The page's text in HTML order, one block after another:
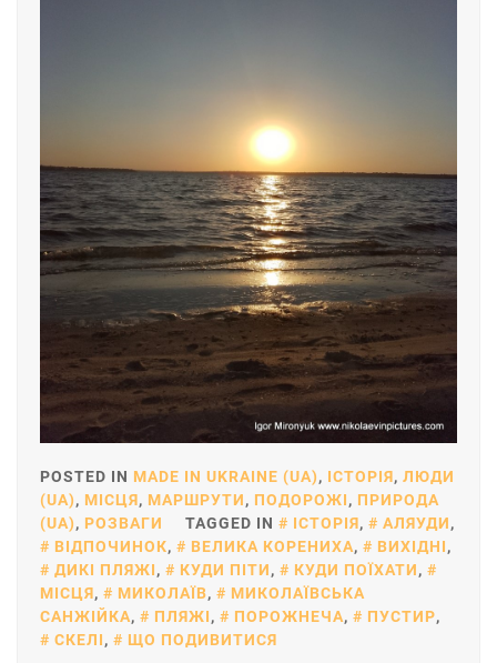
POSTED IN MADE IN UKRAINE (UA), ІСТОРІЯ, ЛЮДИ
(UA), МІСЦЯ, МАРШРУТИ, ПОДОРОЖІ, ПРИРОДА
(UA), РОЗВАГИ TAGGED IN ІСТОРІЯ, АЛЯУДИ,
ВІДПОЧИНОК, ВЕЛИКА КОРЕНИХА, ВИХІДНІ,
ДИКІ ПЛЯЖІ, КУДИ ПІТИ, КУДИ ПОЇХАТИ,
МІСЦЯ, МИКОЛАЇВ,
МИКОЛАЇВСЬКА
САНЖІЙКА, ПЛЯЖІ, ПОРОЖНЕЧА, ПУСТИР,
СКЕЛІ, ЩО ПОДИВИТИСЯ